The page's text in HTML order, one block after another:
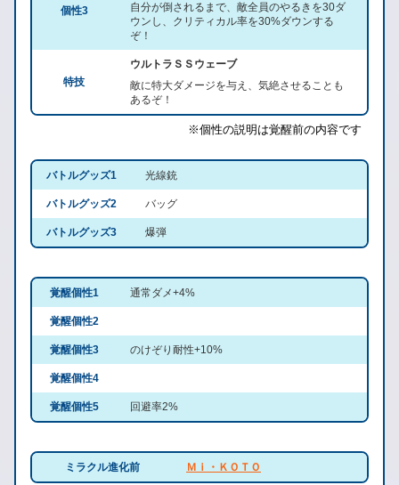
個性3
自分が倒されるまで、敵全員のやるきを30ダ
ウンし、クリティカル率を30%ダウンする
ぞ！
特技
ウルトラＳＳウェーブ
敵に特大ダメージを与え、気絶させることも
あるぞ！
※個性の説明は覚醒前の内容です
バトルグッズ1 光線銃
バトルグッズ2 バッグ
バトルグッズ3 爆弾
覚醒個性1 通常ダメ+4%
覚醒個性2
覚醒個性3 のけぞり耐性+10%
覚醒個性4
覚醒個性5 回避率2%
ミラクル進化前 Ｍｉ・ＫＯＴＯ